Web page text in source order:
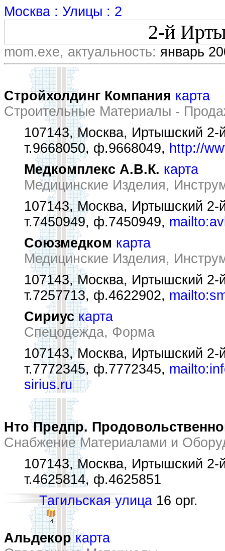
Москва : Улицы : 2
2-й
mom.exe, актуальность: январь
Стройхолдинг Компания карта
Строительные Материалы -
107143, Москва, Иртышский 2-
т.9668050, ф.9668049, http://
Медкомплекс А.В.К. карта
Медицинские Изделия,
107143, Москва, Иртышский 2-
т.7450949, ф.7450949,
Союзмедком карта
Медицинские Изделия,
107143, Москва, Иртышский 2-
т.7257713, ф.4622902,
Сириус карта
Спецодежда, Форма
107143, Москва, Иртышский 2-
т.7772345, ф.7772345,
sirius.ru
Нто Предпр.
Снабжение Материалами и
107143, Москва, Иртышский 2-
т.4625814, ф.4625851
Тагильская улица 16 орг.
4,
Альдекор карта